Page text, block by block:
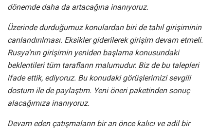
dönemde daha da artacağına inanıyoruz.
Üzerinde durduğumuz konulardan biri de tahıl girişiminin
canlandırılması. Eksikler giderilerek girişim devam etmeli.
Rusya’nın girişimin yeniden başlama konusundaki
beklentileri tüm tarafların malumudur. Biz de bu talepleri
ifade ettik, ediyoruz. Bu konudaki görüşlerimizi sevgili
dostum ile de paylaştım. Yeni öneri paketinden sonuç
alacağımıza inanıyoruz.
Devam eden çatışmaların bir an önce kalıcı ve adil bir